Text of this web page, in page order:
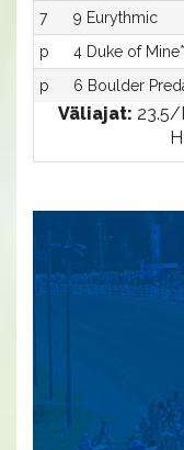
7
9 Eurythmic
p
4 Duke of Mine*
p
6 Boulder
Väliajat: 23.5/